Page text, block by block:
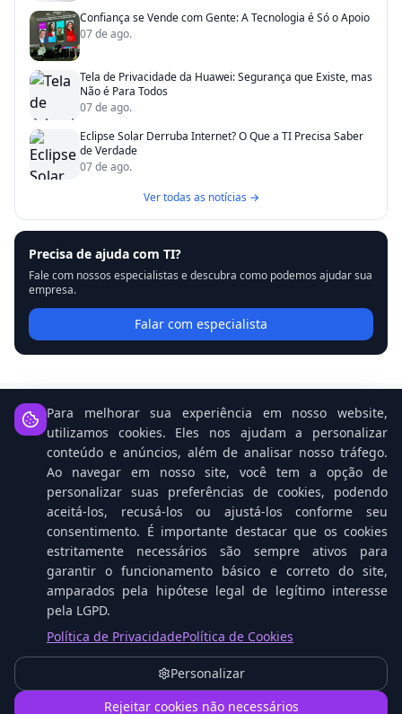
Confiança se Vende com Gente: A Tecnologia é Só o Apoio
07 de ago.
Tela de Privacidade da Huawei: Segurança que Existe, mas
Não é Para Todos
07 de ago.
Eclipse Solar Derruba Internet? O Que a TI Precisa Saber
de Verdade
07 de ago.
Ver todas as notícias →
Precisa de ajuda com TI?
Fale com nossos especialistas e descubra como podemos ajudar sua
empresa.
Falar com especialista
Notícias Relacionadas
Open Source: O Cavalo Vencedor na Corrida da
IA Contra Gigantes Tech
1
Para melhorar sua experiência em nosso website,
utilizamos cookies. Eles nos ajudam a personalizar
conteúdo e anúncios, além de analisar nosso tráfego.
Ao navegar em nosso site, você tem a opção de
personalizar suas preferências de cookies, podendo
aceitá-los, recusá-los ou ajustá-los conforme seu
consentimento. É importante destacar que os cookies
estritamente necessários são sempre ativos para
garantir o funcionamento básico e correto do site,
amparados pela hipótese legal de legítimo interesse
pela LGPD.
Política de PrivacidadePolítica de Cookies
Personalizar
Rejeitar cookies não necessários